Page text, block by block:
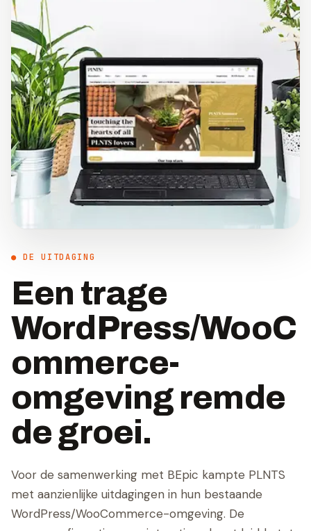
● DE UITDAGING
Een trage
WordPress/WooC
ommerce-
omgeving remde
de groei.
Voor de samenwerking met BEpic kampte PLNTS
met aanzienlijke uitdagingen in hun bestaande
WordPress/WooCommerce-omgeving. De